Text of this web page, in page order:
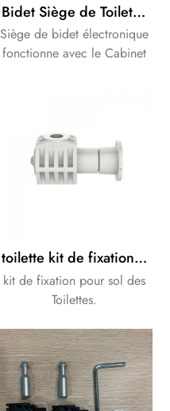
Bidet Siège de Toilette avec de la couleur blanche de Cabinet de la citerne
Siège de bidet électronique
fonctionne avec le Cabinet
de bains Design.
toilette kit de fixation pour sol des Toilettes
kit de fixation pour sol des
Toilettes.